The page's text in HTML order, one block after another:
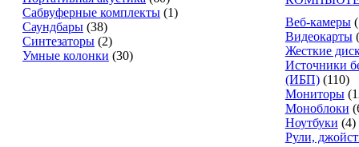
Сабвуферные комплекты (1)
Саундбары (38)
Синтезаторы (2)
Умные колонки (30)
Веб-камеры
Видеокарты
Жесткие
Источники
(ИБП) (110)
Мониторы
Моноблоки
Ноутбуки (4)
Рули,